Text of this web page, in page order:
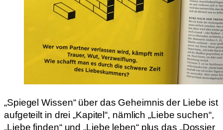
„Spiegel Wissen“ über das Geheimnis der Liebe ist
aufgeteilt in drei „Kapitel“, nämlich „Liebe suchen“,
„Liebe finden“ und „Liebe leben“ plus das „Dossier